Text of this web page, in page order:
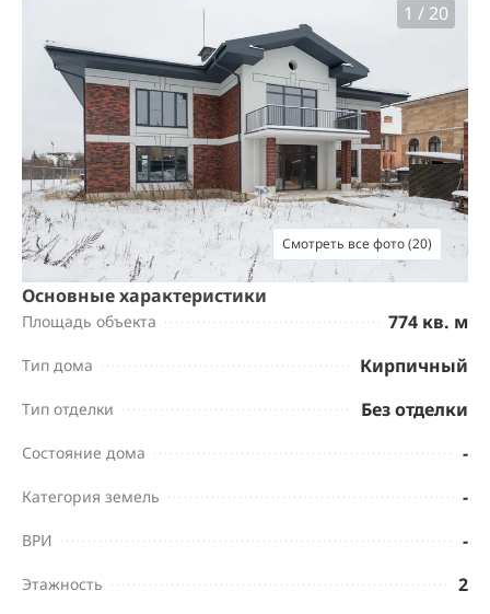
1 / 20
Смотреть все фото (20)
Основные характеристики
Площадь объекта 774 кв. м
Тип дома Кирпичный
Тип отделки Без отделки
Состояние дома -
Категория земель -
ВРИ -
Этажность 2